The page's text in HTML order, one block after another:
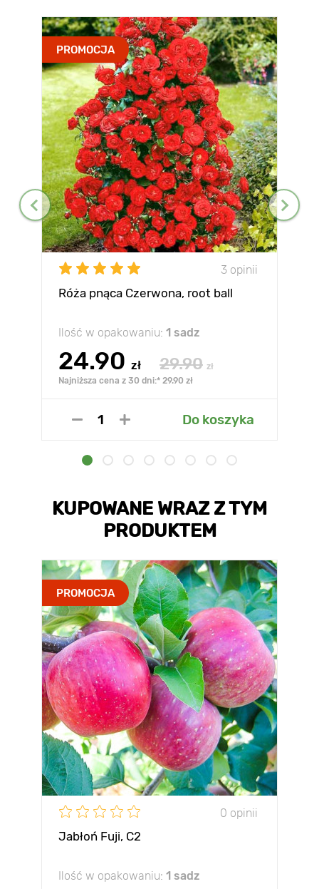
PROMOCJA
3 opinii
Róża pnąca Czerwona, root ball
Ilość w opakowaniu: 1 sadz
24.90 zł 29.90 zł
Najniższa cena z 30 dni:* 29.90 zł
Do koszyka
KUPOWANE WRAZ Z TYM
PRODUKTEM
PROMOCJA
0 opinii
Jabłoń Fuji, С2
Ilość w opakowaniu: 1 sadz